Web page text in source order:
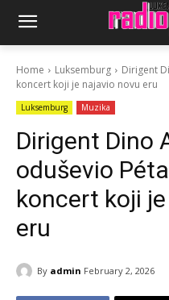
Home Luksemburg
Dirigent
koncert koji je najavio novu eru
Luksemburg Muzika
Dirigent Dino
oduševio
koncert koji
eru
By admin February 2, 2026